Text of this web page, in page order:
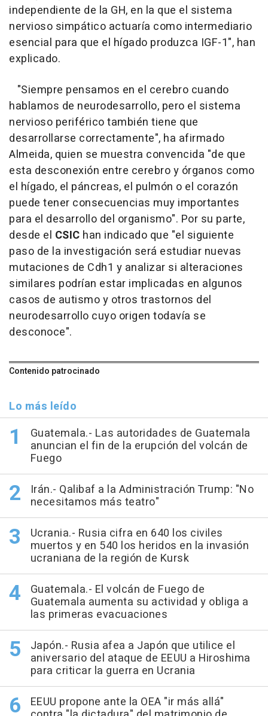
independiente de la GH, en la que el sistema
nervioso simpático actuaría como intermediario
esencial para que el hígado produzca IGF-1", han
explicado.
"Siempre pensamos en el cerebro cuando
hablamos de neurodesarrollo, pero el sistema
nervioso periférico también tiene que
desarrollarse correctamente", ha afirmado
Almeida, quien se muestra convencida "de que
esta desconexión entre cerebro y órganos como
el hígado, el páncreas, el pulmón o el corazón
puede tener consecuencias muy importantes
para el desarrollo del organismo". Por su parte,
desde el CSIC han indicado que "el siguiente
paso de la investigación será estudiar nuevas
mutaciones de Cdh1 y analizar si alteraciones
similares podrían estar implicadas en algunos
casos de autismo y otros trastornos del
neurodesarrollo cuyo origen todavía se
desconoce".
Contenido patrocinado
Lo más leído
Guatemala.- Las autoridades de Guatemala
anuncian el fin de la erupción del volcán de
Fuego
Irán.- Qalibaf a la Administración Trump: "No
necesitamos más teatro"
Ucrania.- Rusia cifra en 640 los civiles
muertos y en 540 los heridos en la invasión
ucraniana de la región de Kursk
Guatemala.- El volcán de Fuego de
Guatemala aumenta su actividad y obliga a
las primeras evacuaciones
Japón.- Rusia afea a Japón que utilice el
aniversario del ataque de EEUU a Hiroshima
para criticar la guerra en Ucrania
EEUU propone ante la OEA "ir más allá"